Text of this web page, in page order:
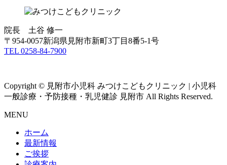
院長 土谷 修一
〒954-0057新潟県見附市新町3丁目8番5-1号
TEL 0258-84-7900
Copyright © 見附市小児科 みつけこどもクリニック | 小児科
一般診療・予防接種・乳児健診 見附市 All Rights Reserved.
MENU
ホーム
最新情報
ご挨拶